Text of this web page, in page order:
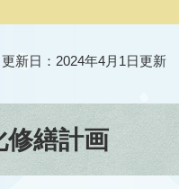
更新日：2024年4月1日更新
修繕計画